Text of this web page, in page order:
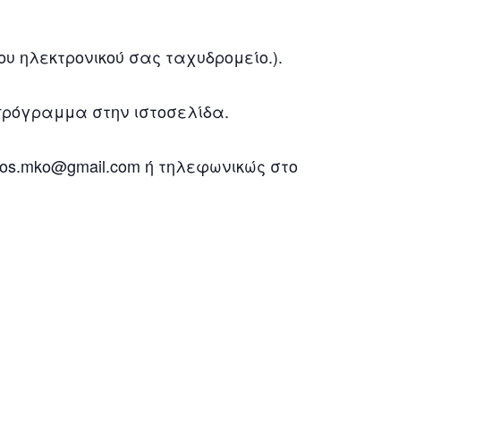
ηλεκτρονικού σας ταχυδρομείο.).
στην ιστοσελίδα.
ή τηλεφωνικώς στο